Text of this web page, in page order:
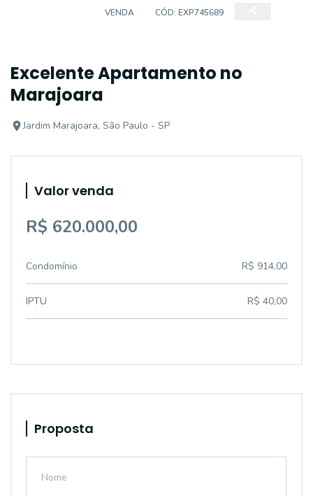
VENDA CÓD: EXP745689
Excelente Apartamento no
Marajoara
Jardim Marajoara, São Paulo - SP
Valor venda
R$ 620.000,00
Condomínio R$ 914,00
IPTU R$ 40,00
Proposta